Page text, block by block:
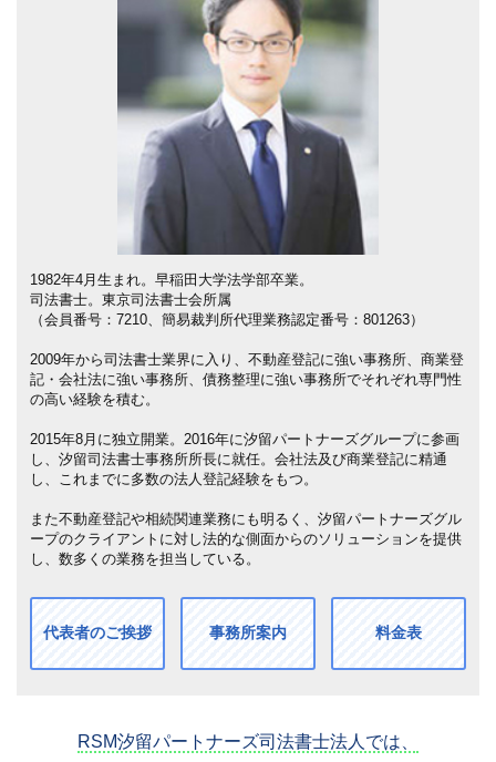
1982年4月生まれ。早稲田大学法学部卒業。
司法書士。東京司法書士会所属
（会員番号：7210、簡易裁判所代理業務認定番号：801263）
2009年から司法書士業界に入り、不動産登記に強い事務所、商業登
記・会社法に強い事務所、債務整理に強い事務所でそれぞれ専門性
の高い経験を積む。
2015年8月に独立開業。2016年に汐留パートナーズグループに参画
し、汐留司法書士事務所所長に就任。会社法及び商業登記に精通
し、これまでに多数の法人登記経験をもつ。
また不動産登記や相続関連業務にも明るく、汐留パートナーズグル
ープのクライアントに対し法的な側面からのソリューションを提供
し、数多くの業務を担当している。
代表者のご挨拶 事務所案内 料金表
RSM汐留パートナーズ司法書士法人では、